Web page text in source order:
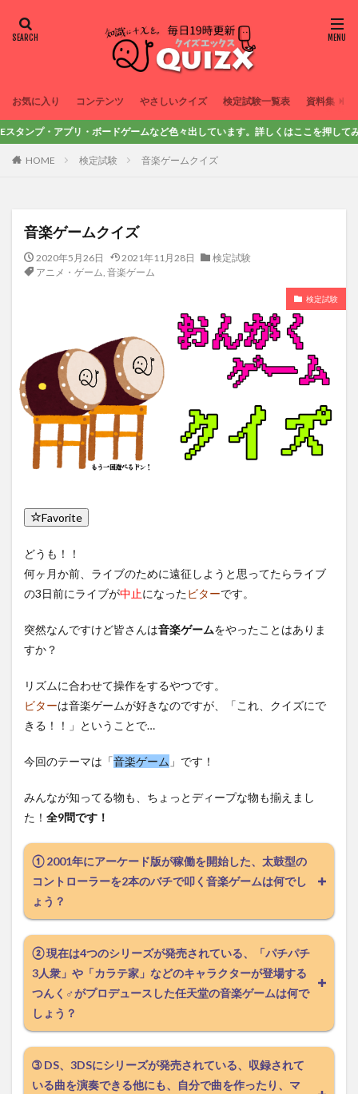
お気に入り コンテンツ やさしいクイズ 検定試験一覧表 資料集
ボードゲームなど色々出しています。詳しくはここを押してみてね！
HOME 検定試験 音楽ゲームクイズ
音楽ゲームクイズ
2020年5月26日 2021年11月28日
検定試験
アニメ・ゲーム, 音楽ゲーム
検定試験
Favorite
どうも！！
何ヶ月か前、ライブのために遠征しようと思ってたらライブ
の3日前にライブが中止になったビターです。
突然なんですけど皆さんは音楽ゲームをやったことはありま
すか？
リズムに合わせて操作をするやつです。
ビターは音楽ゲームが好きなのですが、
「これ、クイズにで
きる！！」ということで…
今回のテーマは「音楽ゲーム 」です！
みんなが知ってる物も、ちょっとディープな物も揃えまし
た！ 全9問です！
① 2001年にアーケード版が稼働を開始した、太鼓型の
コントローラーを2本のバチで叩く音楽ゲームは何でし
ょう？
② 現在は4つのシリーズが発売されている、「パチパチ
3人衆」や「カラテ家」などのキャラクターが登場する
つんく♂がプロデュースした任天堂の音楽ゲームは何で
しょう？
➂ DS、3DSにシリーズが発売されている、収録されて
いる曲を演奏できる他にも、自分で曲を作ったり、マ